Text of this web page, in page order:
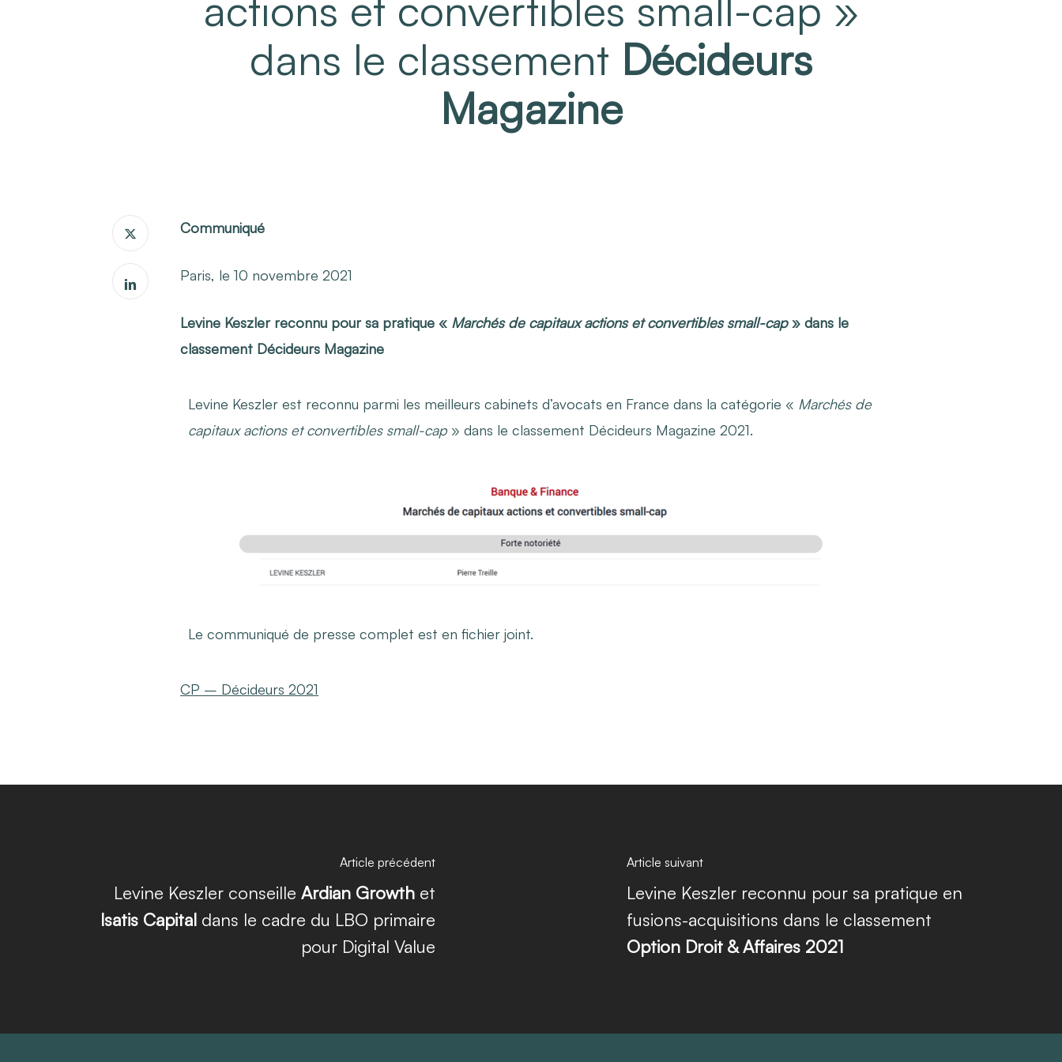
dans le classement Décideurs
Magazine
Communiqué
Paris, le 10 novembre 2021
Levine Keszler reconnu pour sa pratique « Marchés de capitaux actions et convertiblessmall-cap»dans le
classement Décideurs Magazine
Levine Keszler est reconnu parmi les meilleurs cabinets d’avocats en France dans la catégorie « Marchés de
capitaux actions et convertibles small-cap » dans le classement Décideurs Magazine 2021.
Le communiqué de presse complet est en fichier joint.
CP – Décideurs 2021
Article précédent
Levine Keszler conseilleArdian Growth et
Isatis Capital dans le cadre du LBO primaire
pour Digital Value
Article suivant
Levine Keszler reconnu pour sa pratique en
fusions-acquisitions dans le classement
Option Droit & Affaires 2021